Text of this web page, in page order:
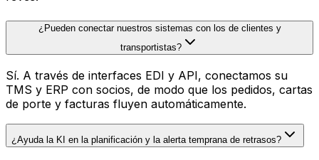
¿Pueden conectar nuestros sistemas con los de clientes y
transportistas?
Sí. A través de interfaces EDI y API, conectamos su
TMS y ERP con socios, de modo que los pedidos, cartas
de porte y facturas fluyen automáticamente.
¿Ayuda la KI en la planificación y la alerta temprana de retrasos?